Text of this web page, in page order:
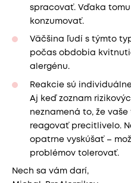
spracovať. Vďaka
konzumovať.
Väčšina ľudí s týmto
počas obdobia
alergénu.
Reakcie sú
Aj keď zoznam
neznamená to, že
reagovať precitlivelo.
opatrne vyskúšať –
problémov tolerovať.
Nech sa vám darí,